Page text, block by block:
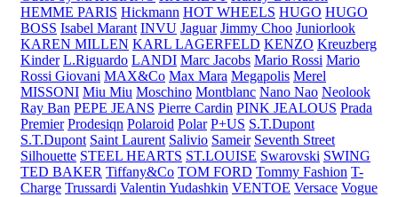
HEMME PARIS Hickmann HOT WHEELS HUGO HUGO
BOSS Isabel Marant INVU Jaguar Jimmy Choo Juniorlook
KAREN MILLEN KARL LAGERFELD KENZO Kreuzberg
Kinder L.Riguardo LANDI Marc Jacobs Mario Rossi Mario
Rossi Giovani MAX&Co Max Mara Megapolis Merel
MISSONI Miu Miu Moschino Montblanc Nano Nao Neolook
Ray Ban PEPE JEANS Pierre Cardin PINK JEALOUS Prada
Premier Prodesiqn Polaroid Polar P+US S.T.Dupont
S.T.Dupont Saint Laurent Salivio Sameir Seventh Street
Silhouette STEEL HEARTS ST.LOUISE Swarovski SWING
TED BAKER Tiffany&Co TOM FORD Tommy Fashion T-
Charge Trussardi Valentin Yudashkin VENTOE Versace Vogue